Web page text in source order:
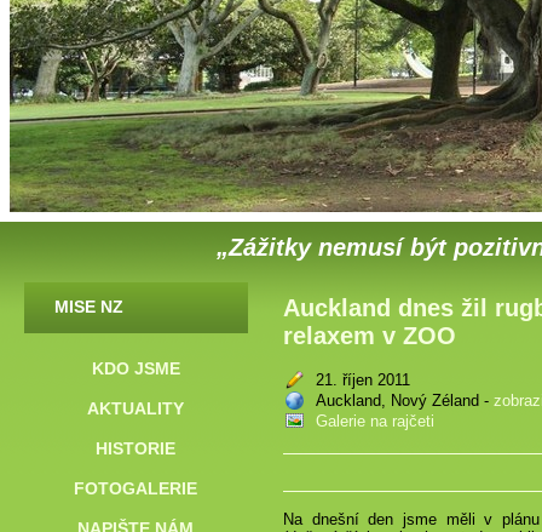
„Zážitky nemusí být
MISE NZ
KDO JSME
AKTUALITY
HISTORIE
FOTOGALERIE
Auckland dnes žil
relaxem v ZOO
21. říjen 2011
Auckland, Nový Zéland -
Galerie na rajčeti
Na dnešní den jsme měli v